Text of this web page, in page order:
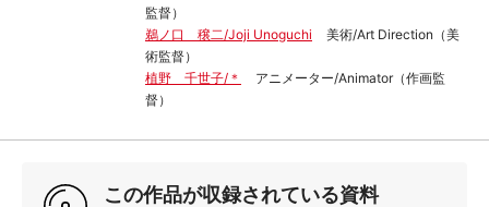
監督）
鵜ノ口 穣二/Joji Unoguchi
美術/Art Direction（美
術監督）
植野 千世子/＊
アニメーター/Animator（作画監
督）
この作品が収録されている資料